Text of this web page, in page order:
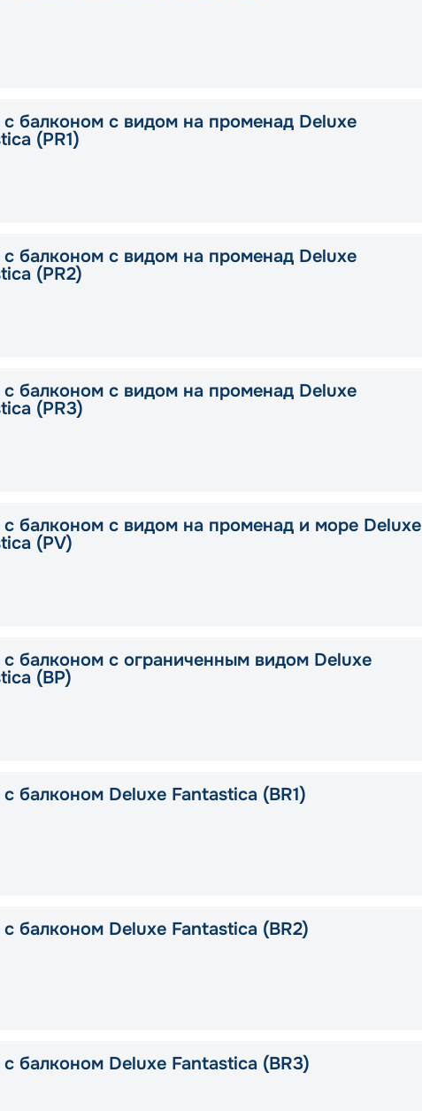
балконом с видом на променад Deluxe
(PR1)
балконом с видом на променад Deluxe
(PR2)
балконом с видом на променад Deluxe
(PR3)
балконом с видом на променад и море Deluxe
(PV)
балконом с ограниченным видом Deluxe
(BP)
балконом Deluxe Fantastica (BR1)
балконом Deluxe Fantastica (BR2)
балконом Deluxe Fantastica (BR3)